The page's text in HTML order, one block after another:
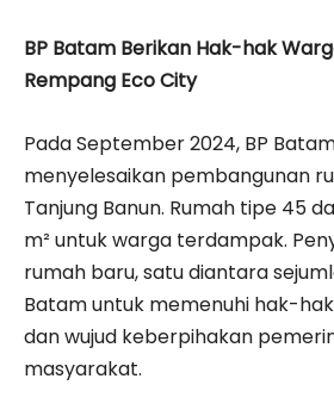
BP Batam Berikan Hak-hak
Rempang Eco City
Pada September 2024, BP
menyelesaikan pembangunan
Tanjung Banun. Rumah tipe 45
m² untuk warga terdampak.
rumah baru, satu diantara
Batam untuk memenuhi hak-
dan wujud keberpihakan
masyarakat.